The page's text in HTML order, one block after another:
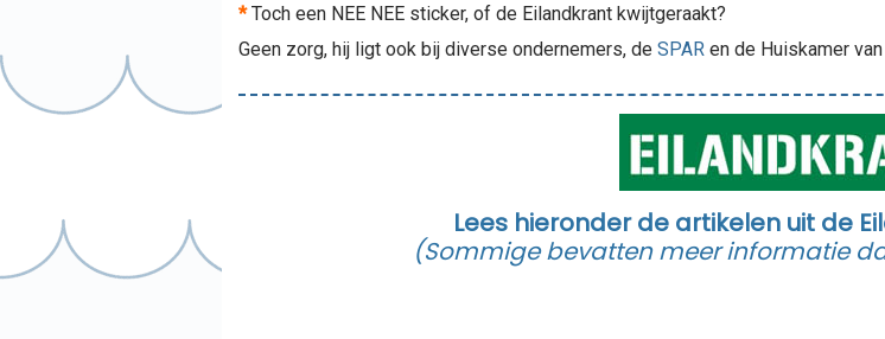
*Toch een NEE NEE sticker, of de Eilandkrant kwijtgeraakt?
Geen zorg, hij ligt ook bij diverse ondernemers, de SPAR en de Huiskamer
Lees hieronder de artikelen uit de
(Sommige bevatten meer informatie